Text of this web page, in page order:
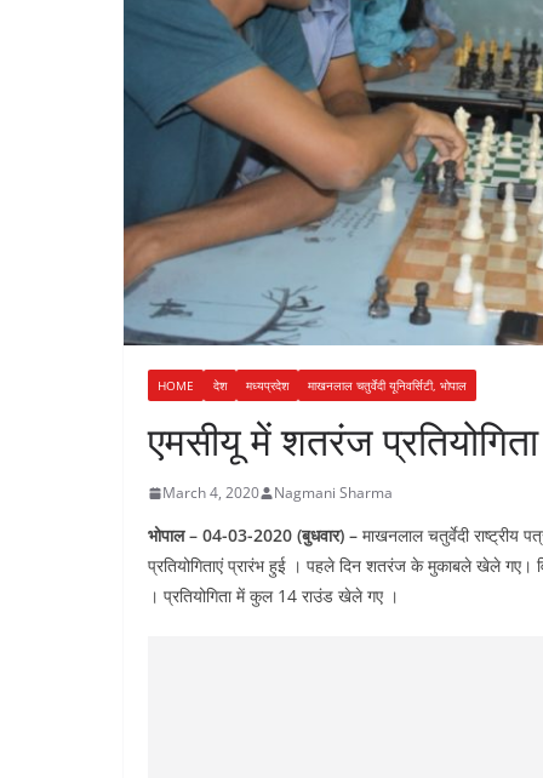
HOME देश मध्यप्रदेश माखनलाल चतुर्वेदी यूनिवर्सिटी, भोपाल
एमसीयू में शतरंज
March 4, 2020 Nagmani Sharma
भोपाल – 04-03-2020 (बुधवार) – माखनलाल चतुर्वेदी राष्ट्रीय
प्रतियोगिताएं प्रारंभ हुई । पहले दिन शतरंज के मुकाबले खेले गए।
। प्रतियोगिता में कुल 14 राउंड खेले गए ।